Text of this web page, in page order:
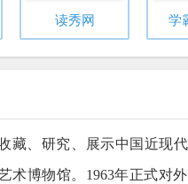
读秀网 学
藏、研究、展示中国近现
术博物馆。1963年正式对